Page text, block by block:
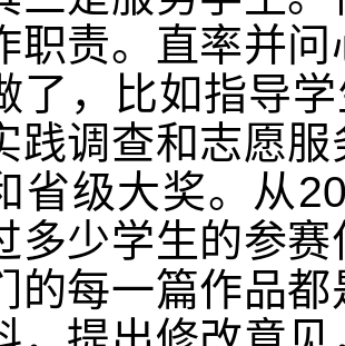
职责。直率并
了，比如指导
践调查和志愿
省级大奖。从
多少学生的参
的每一篇作品